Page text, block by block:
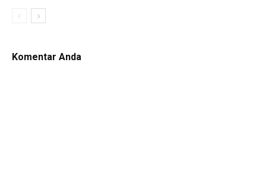
Komentar Anda